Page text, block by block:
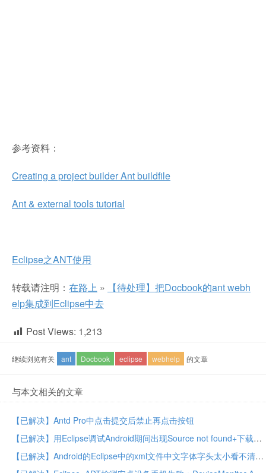
参考资料：
Creating a project builder Ant buildfile
Ant & external tools tutorial
Eclipse之ANT使用
转载请注明： 在路上 »
【待处理】把Docbook的ant webh
elp集成到Eclipse中去
Post Views: 1,213
继续浏览有关 ant Docbook eclipse webhelp 的文章
与本文相关的文章
【已解决】Antd Pro中点击提交后禁止再点击按钮
【已解决】用Eclipse调试Android期间出现Source not found+下载android-19的Android源码
【已解决】Android的Eclipse中的xml文件中文字体字头太小看不清